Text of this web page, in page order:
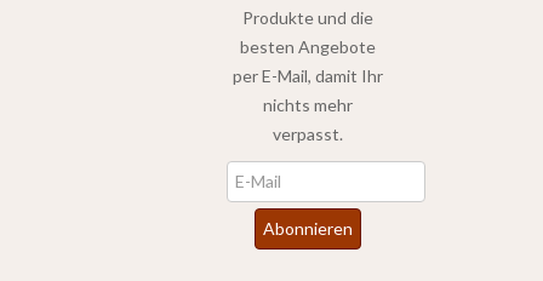
Produkte und die
besten Angebote
per E-Mail, damit Ihr
nichts mehr
verpasst.
Abonnieren